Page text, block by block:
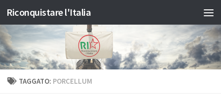
Salta al contenuto
Riconquistare l'Italia
TAGGATO: PORCELLUM